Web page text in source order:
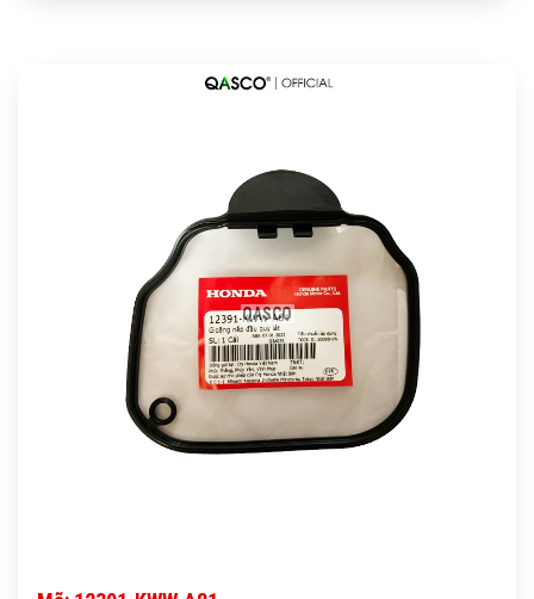
QASCO